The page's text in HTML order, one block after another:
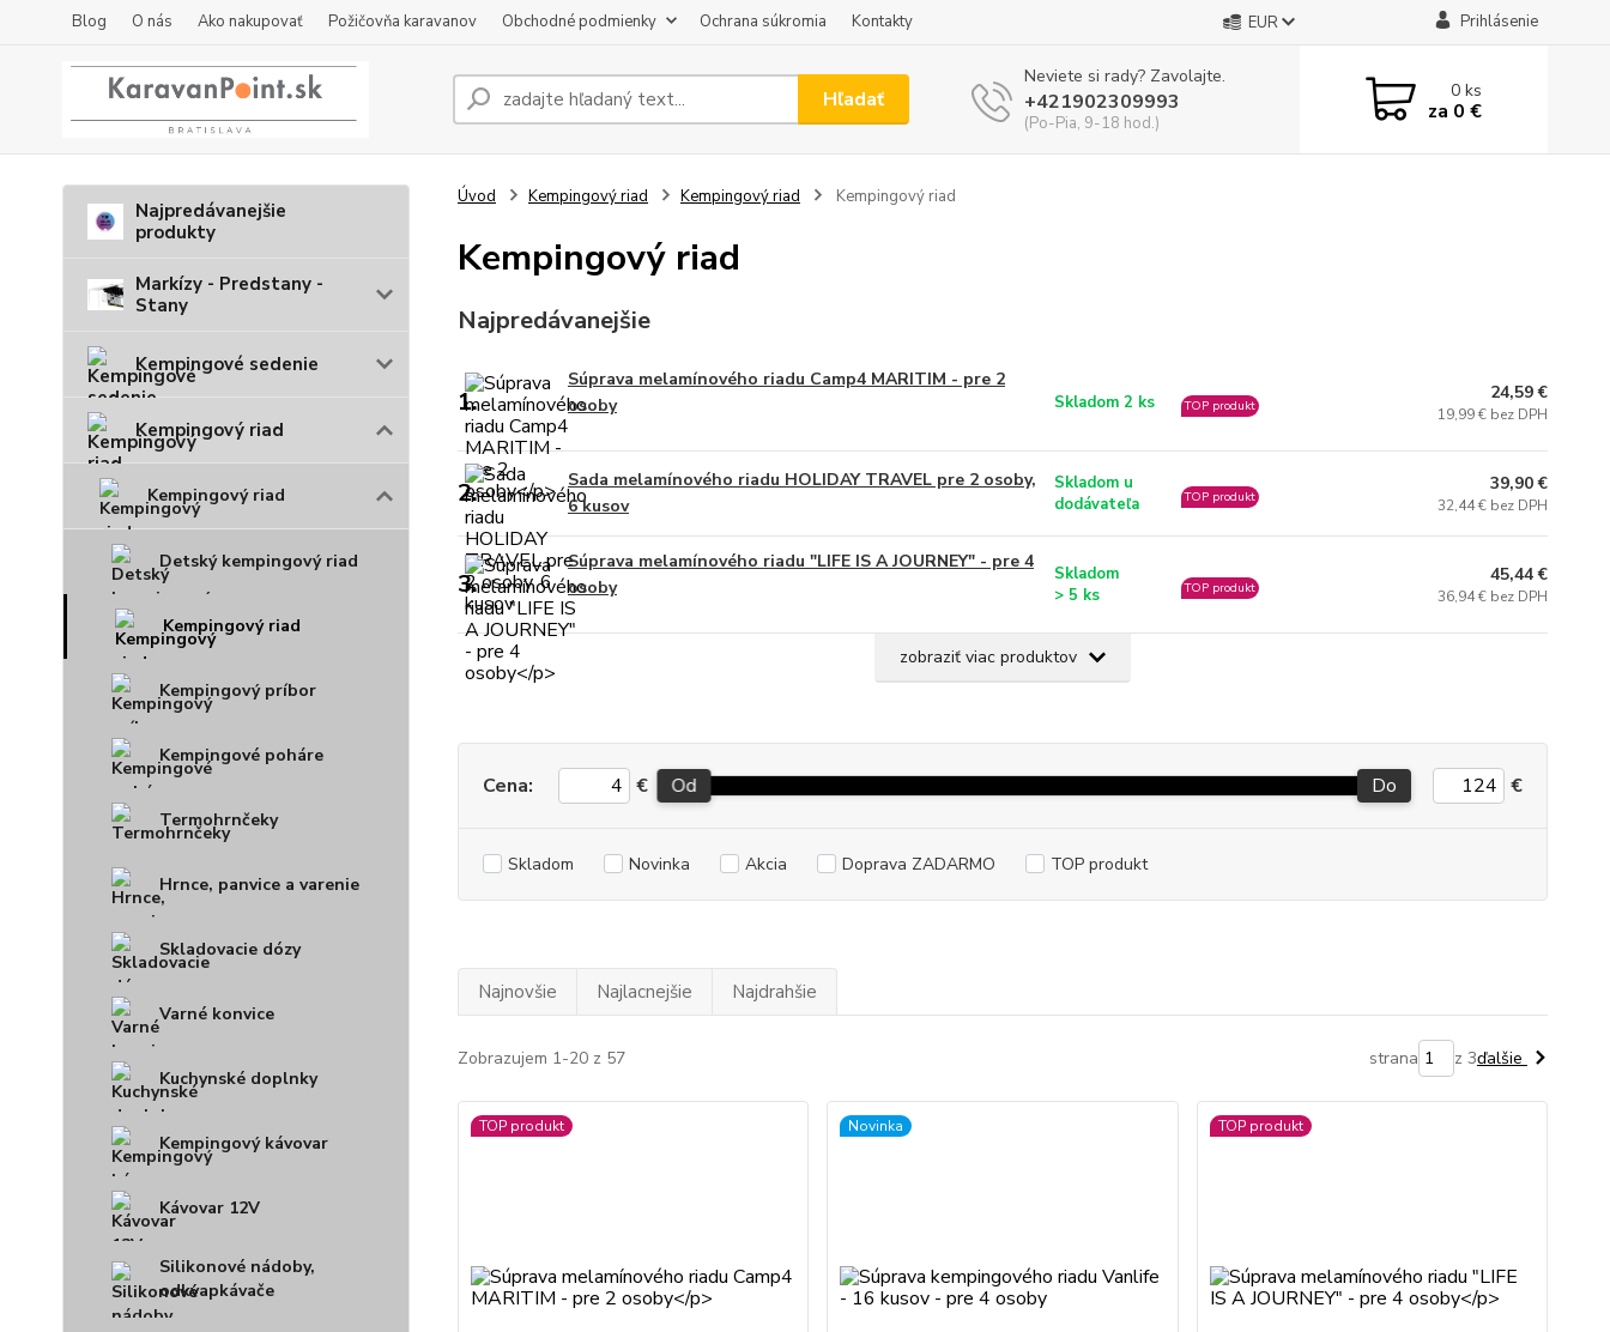
Blog O nás Ako nakupovať Požičovňa karavanov Obchodné podmienky Ochrana súkromia Kontakty EUR Prihlásenie
Hľadať
Neviete si rady? Zavolajte.
+421902309993
(Po-Pia, 9-18 hod.)
0ks
za 0 €
Najpredávanejšie
produkty
Markízy - Predstany -
Stany
Kempingové sedenie
Kempingový riad
Kempingový riad
Detský kempingový riad
Kempingový riad
Kempingový príbor
Kempingové poháre
Termohrnčeky
Hrnce, panvice a varenie
Skladovacie dózy
Varné konvice
Kuchynské doplnky
Kempingový kávovar
Kávovar 12V
Silikonové nádoby,
odkvapkávače
Úvod Kempingový riad Kempingový riad Kempingový riad
Kempingový riad
Najpredávanejšie
1.
Súprava melamínového riadu Camp4 MARITIM - pre 2
osoby
Skladom 2 ks TOP produkt
24,59 €
19,99 € bez DPH
2.
Sada melamínového riadu HOLIDAY TRAVEL pre 2 osoby,
6 kusov
Skladom u
dodávateľa
TOP produkt
39,90 €
32,44 € bez DPH
3.
Súprava melamínového riadu "LIFE IS A JOURNEY" - pre 4
osoby
Skladom
> 5 ks
TOP produkt
45,44 €
36,94 € bez DPH
zobraziť viac produktov
Cena: € Od Do €
Skladom Novinka Akcia Doprava ZADARMO TOP produkt
Najnovšie Najlacnejšie Najdrahšie
Zobrazujem 1-20 z 57 strana z 3ďalšie
TOP produkt Novinka TOP produkt